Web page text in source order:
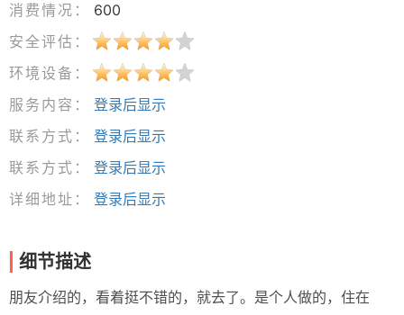
消费情况：
600
安全评估：
环境设备：
服务内容：
登录后显示
联系方式：
登录后显示
联系方式：
登录后显示
详细地址：
登录后显示
细节描述
朋友介绍的，看着挺不错的，就去了。是个人做的，住在